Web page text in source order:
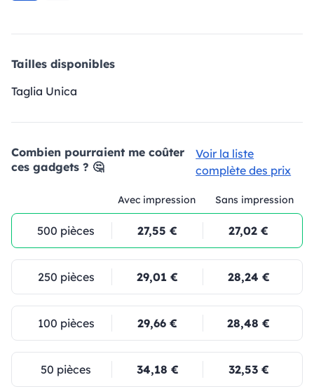
Tailles disponibles
Taglia Unica
Combien pourraient me coûter
ces gadgets ? 🤔
Voir la liste
complète des prix
Avec impression Sans impression
500 pièces 27,55 € 27,02 €
250 pièces 29,01 € 28,24 €
100 pièces 29,66 € 28,48 €
50 pièces 34,18 € 32,53 €